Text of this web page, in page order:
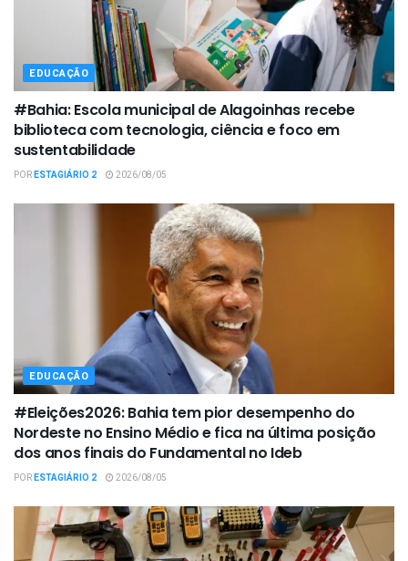
EDUCAÇÃO
#Bahia: Escola municipal de Alagoinhas recebe
biblioteca com tecnologia, ciência e foco em
sustentabilidade
PORESTAGIÁRIO 2 2026/08/05
EDUCAÇÃO
#Eleições2026: Bahia tem pior desempenho do
Nordeste no Ensino Médio e fica na última posição
dos anos finais do Fundamental no Ideb
PORESTAGIÁRIO 2 2026/08/05